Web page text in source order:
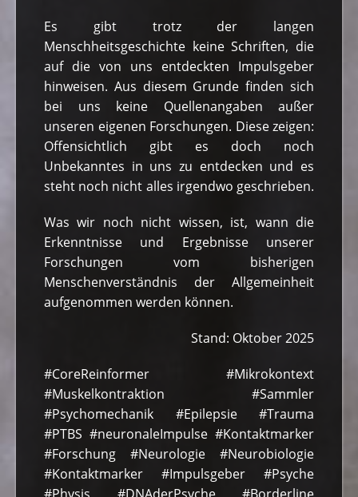
Es gibt trotz der langen
Menschheitsgeschichte keine Schriften, die
auf die von uns entdeckten Impulsgeber
hinweisen. Aus diesem Grunde finden sich
bei uns keine Quellenangaben außer
unseren eigenen Forschungen. Diese zeigen:
Offensichtlich gibt es doch noch
Unbekanntes in uns zu entdecken und es
steht noch nicht alles irgendwo geschrieben.
Was wir noch nicht wissen, ist, wann die
Erkenntnisse und Ergebnisse unserer
Forschungen vom bisherigen
Menschenverständnis der Allgemeinheit
aufgenommen werden können.
Stand: Oktober 2025
#CoreReinformer #Mikrokontext
#Muskelkontraktion #Sammler
#Psychomechanik #Epilepsie #Trauma
#PTBS #neuronaleImpulse #Kontaktmarker
#Forschung #Neurologie #Neurobiologie
#Kontaktmarker #Impulsgeber #Psyche
#Physis #DNAderPsyche #Borderline